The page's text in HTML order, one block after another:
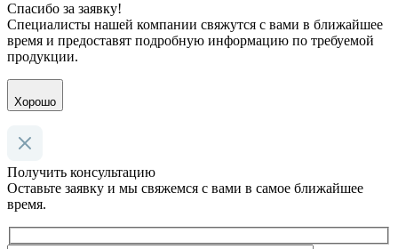
Спасибо за заявку!
Специалисты нашей компании свяжутся с вами в ближайшее
время и предоставят подробную информацию по требуемой
продукции.
Хорошо
Получить консультацию
Оставьте заявку и мы свяжемся с вами в самое ближайшее
время.